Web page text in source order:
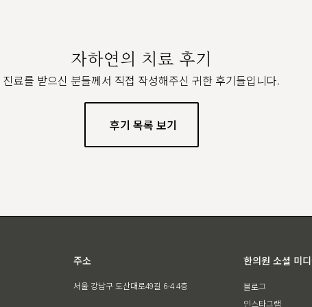
자하연의 치료 후기
진료를 받으신 분들께서 직접 작성해주신 귀한 후기들입니다.
후기 목록 보기
주소
서울 강남구 도산대로49길 6-4 4층
한의원 소셜 미
블로그
인스타그램